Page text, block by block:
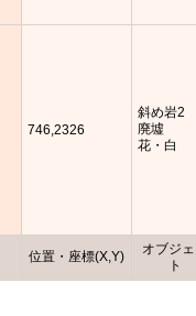
位置・座標(X,Y)
オブジ
ト
746,2326
斜め岩2
廃墟
花・白